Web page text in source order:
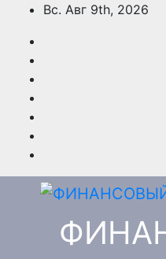
Перейти
содержимому
Вс. Авг 9th, 2026